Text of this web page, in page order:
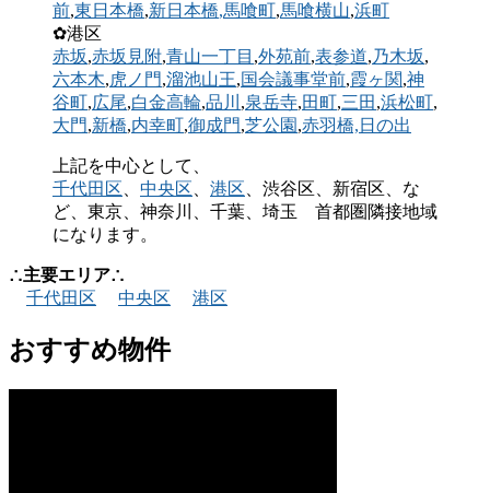
前,東日本橋,新日本橋,馬喰町,馬喰横山,浜町
✿港区
赤坂,赤坂見附,青山一丁目 ,外苑前,表参道,乃木坂,
六本木,虎ノ門,溜池山王,国会議事堂前,霞ヶ関,神
谷町,広尾,白金高輪,品川 ,泉岳寺,田町,三田 ,浜松町,
大門,新橋,内幸町,御成門,芝公園 ,赤羽橋, 日の出
上記を中心として、
千代田区
中央区 港区 、渋谷区、新宿区、な
ど、東京、神奈川、千葉、埼玉 首都圏隣接地域
になります。
∴主要エリア∴
千代田区
中央区 港区
おすすめ物件